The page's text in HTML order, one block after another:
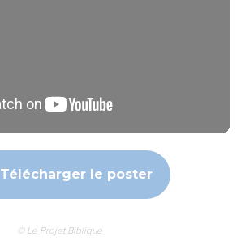
Télécharger le poster
© Le Projet Biblique